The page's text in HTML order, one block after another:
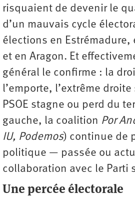
risquaient de devenir le
d’un mauvais cycle
élections en Estrémadure,
et en Aragon. Et
général le confirme : la
l’emporte, l’extrême
PSOE stagne ou perd du
gauche, la coalition Por
IU, Podemos) continue de
politique — passée ou
collaboration avec le Parti
Une percée électorale